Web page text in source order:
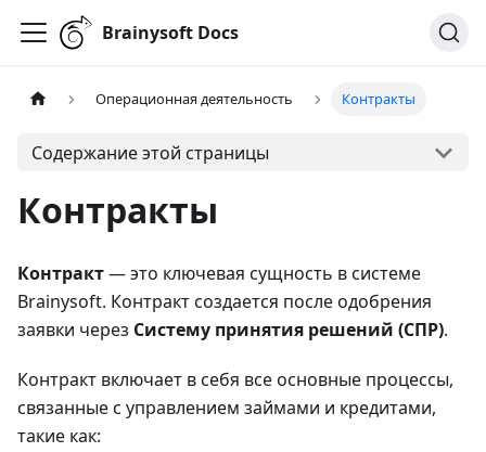
Brainysoft Docs
Операционная деятельность Контракты
Содержание этой страницы
Контракты
Контракт— это ключевая сущность в системе
Brainysoft. Контракт создается после одобрения
заявки через Систему принятия решений (СПР).
Контракт включает в себя все основные процессы,
связанные с управлением займами и кредитами,
такие как: